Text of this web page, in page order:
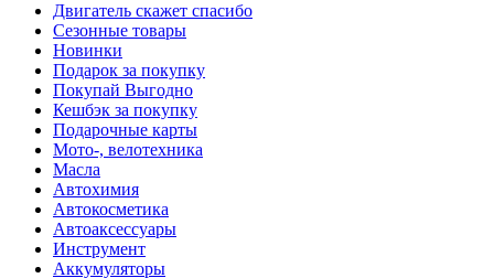
Двигатель скажет спасибо
Сезонные товары
Новинки
Подарок за покупку
Покупай Выгодно
Кешбэк за покупку
Подарочные карты
Мото-, велотехника
Масла
Автохимия
Автокосметика
Автоаксессуары
Инструмент
Аккумуляторы